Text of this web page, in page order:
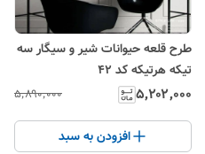
طرح قلعه حیوانات شیر و سیگار سه
تیکه هرتیکه کد ۴۲
۵٬۲۰۲٬۰۰۰ ۵٬۸۹۰٬۰۰۰
افزودن به سبد